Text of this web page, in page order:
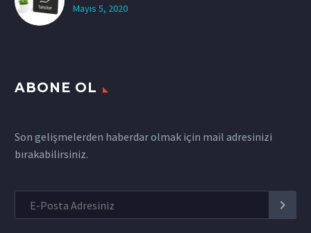
Mayıs 5, 2020
ABONE OL
Son gelişmelerden haberdar olmak için mail adresinizi
bırakabilirsiniz.